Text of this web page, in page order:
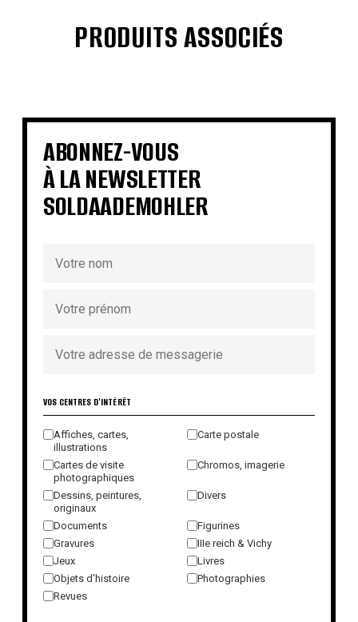
PRODUITS ASSOCIÉS
€
€ € €
€ €
ABONNEZ-VOUS
À LA NEWSLETTER
SOLDAADEMOHLER
VOS CENTRES D'INTÉRÊT
Affiches, cartes,
illustrations
Carte postale
Cartes de visite
photographiques
Chromos, imagerie
Dessins, peintures,
originaux
Divers
Documents
Figurines
Gravures
IIIe reich & Vichy
Jeux
Livres
Objets d'histoire
Photographies
Revues